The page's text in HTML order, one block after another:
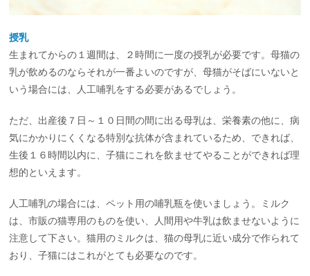
授乳
生まれてからの１週間は、２時間に一度の授乳が必要です。母猫の
乳が飲めるのならそれが一番よいのですが、母猫がそばにいないと
いう場合には、人工哺乳をする必要があるでしょう。
ただ、出産後７日～１０日間の間に出る母乳は、栄養素の他に、病
気にかかりにくくなる特別な抗体が含まれているため、できれば、
生後１６時間以内に、子猫にこれを飲ませてやることができれば理
想的といえます。
人工哺乳の場合には、ペット用の哺乳瓶を使いましょう。ミルク
は、市販の猫専用のものを使い、人間用や牛乳は飲ませないように
注意して下さい。猫用のミルクは、猫の母乳に近い成分で作られて
おり、子猫にはこれがとても必要なのです。